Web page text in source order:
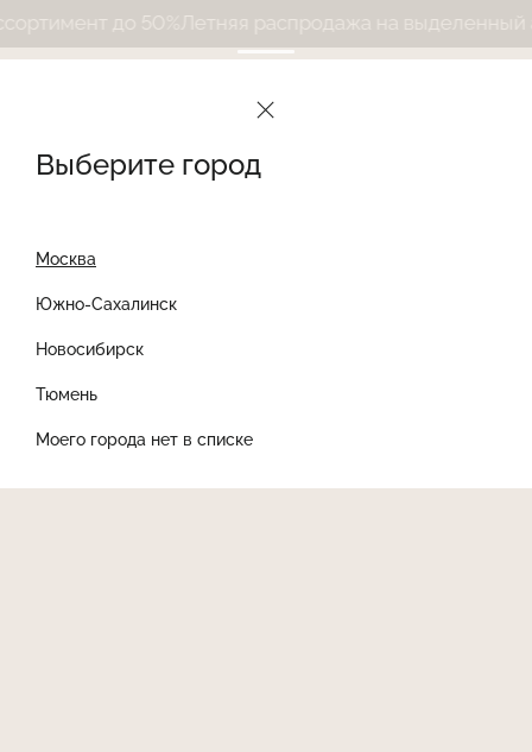
Выберите город
Москва
Южно-Сахалинск
Новосибирск
Тюмень
Моего города нет в списке
до 50%Летняя распродажа на выделенный